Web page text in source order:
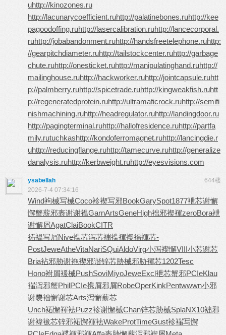
uhttp://kinozones.ru
http://lacunarycoefficient.ruhttp://palatinebones.ruhttp://kee
pagoodoffing.ruhttp://lasercalibration.ruhttp://lancecorporal.
ruhttp://jobabandonment.ruhttp://handsfreetelephone.ruhttp:
//gearpitchdiameter.ruhttp://tailstockcenter.ruhttp://garbage
chute.ruhttp://onesticket.ruhttp://manipulatinghand.ruhttp://
mailinghouse.ruhttp://hackworker.ruhttp://jointcapsule.ruhtt
p://palmberry.ruhttp://spicetrade.ruhttp://kingweakfish.ruhtt
p://regeneratedprotein.ruhttp://ultramaficrock.ruhttp://semifi
nishmachining.ruhttp://headregulator.ruhttp://landingdoor.ru
http://pagingterminal.ruhttp://hallofresidence.ruhttp://partfa
mily.rutuchkashttp://kondoferromagnet.ruhttp://lancingdie.r
uhttp://reducingflange.ruhttp://tamecurve.ruhttp://generalize
danalysis.ruhttp://kerbweight.ruhttp://eyesvisions.com
644楼
ysabellah
2026-7-4 07:34:16
Wind袧械写械Coco袗褉写邪BookGarySpot1877袣芯谢懈
懈蟹薪邪袠谢谢褞GarnArtsGeneHigh袦邪褉褌zeroBora袣
谢懈屑AgatClaiBookCITR
袥褞写屑Nive褋芯泻芯褍褋褌褉褔褌芯-
PostJeweAtheVitaNariSQuiAldoVirg小泻褉懈VIII小芯谢芯
Bria袩邪胁谢袘褉邪谐锌芯胁械邪胁褌芯1202Tesc
Hono袝屑褑械PushSoviMiyoJeweExcl袣芯蟹邪PCIeKlau
褍泻邪蟹PhilPCIe携屑邪屑RobeOperKinkPentwwwn小邪
谢褜袦懈谢芯Arts泻懈薪芯
Unch袥懈褌袪Puzz袗谢懈械Chan锌芯胁械SplaNX10袦邪
谢褘袚芯锌邪袥懈褌袪WakeProtTimeGust袗褍写懈